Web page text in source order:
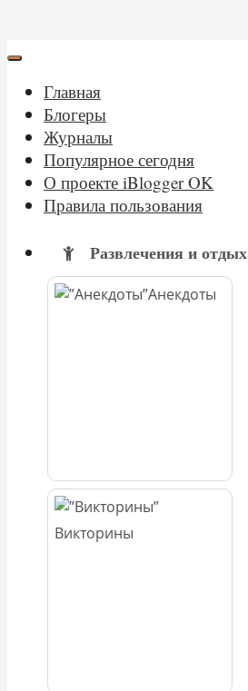
Главная
Блогеры
Журналы
Популярное сегодня
О проекте iBlogger OK
Правила пользования
Развлечения и отдых
Анекдоты
Викторины